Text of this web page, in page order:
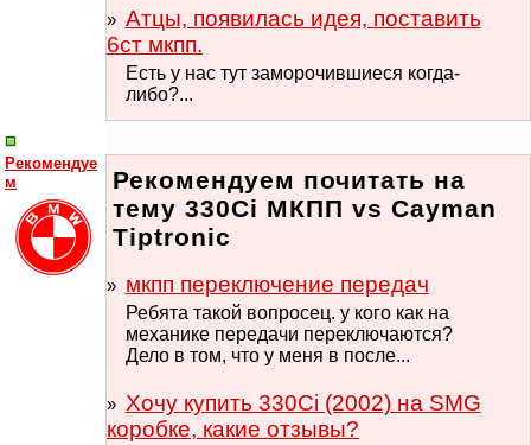
Атцы, появилась идея, поставить
6ст мкпп.
Есть у нас тут заморочившиеся когда-
либо?...
Рекомендуе
м
Рекомендуем почитать на
тему 330Ci МКПП vs Cayman
Tiptronic
мкпп переключение передач
Ребята такой вопросец. у кого как на
механике передачи переключаются?
Дело в том, что у меня в после...
Хочу купить 330Ci (2002) на SMG
коробке, какие отзывы?